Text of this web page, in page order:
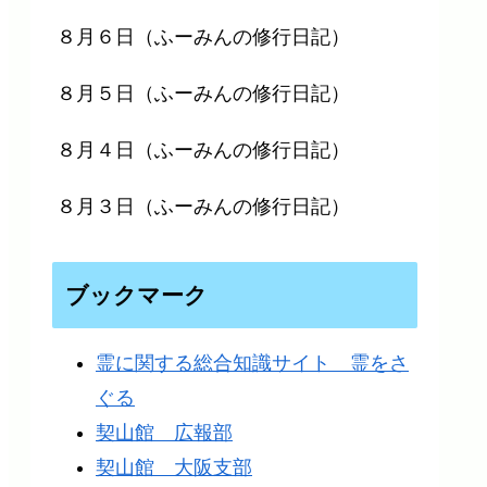
８月６日（ふーみんの修行日記）
８月５日（ふーみんの修行日記）
８月４日（ふーみんの修行日記）
８月３日（ふーみんの修行日記）
ブックマーク
霊に関する総合知識サイト 霊をさ
ぐる
契山館 広報部
契山館 大阪支部